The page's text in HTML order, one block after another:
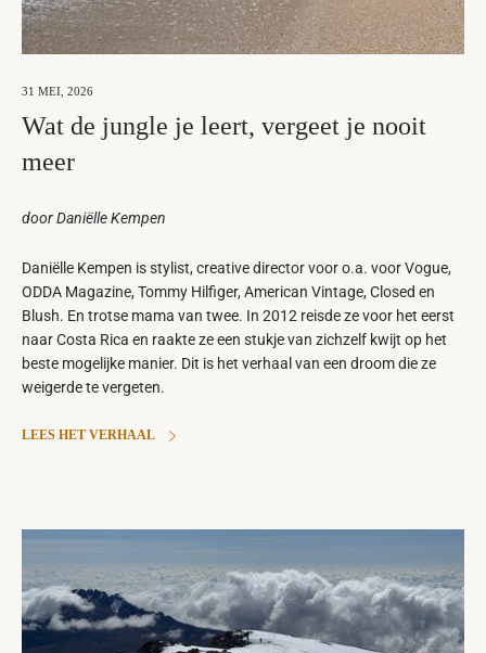
31 MEI, 2026
Wat de jungle je leert, vergeet je nooit
meer
door Daniëlle Kempen
Daniëlle Kempen is stylist, creative directorvoor o.a. voor Vogue,
ODDA Magazine, Tommy Hilfiger, American Vintage, Closed en
Blush. En trotse mama van twee. In 2012 reisde ze voor het eerst
naar Costa Rica en raakte ze een stukje van zichzelf kwijt op het
beste mogelijke manier. Dit is het verhaal van een droom die ze
weigerde te vergeten.
LEES HET VERHAAL